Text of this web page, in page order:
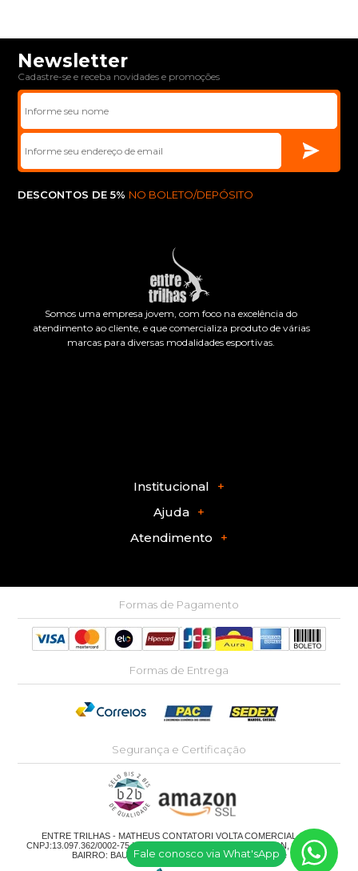
Newsletter
Cadastre-se e receba novidades e promoções
DESCONTOS DE 5% NO BOLETO/DEPÓSITO
Somos uma empresa jovem, com foco na excelência do
atendimento ao cliente, e que comercializa produto de várias
marcas para diversas modalidades esportivas.
Institucional
Ajuda
Atendimento
Formas de Pagamento
Formas de Entrega
Segurança e Certificação
ENTRE TRILHAS - MATHEUS CONTATORI VOLTA COMERCIAL-ME |
CNPJ:13.097.362/0002-75 | RUA ALVARO GUIMARAES BRESSAN, 27 - LOJA
BAIRRO: BAUXITA OURO PRETO - MG |Mapa do site
Fale conosco via What'sApp